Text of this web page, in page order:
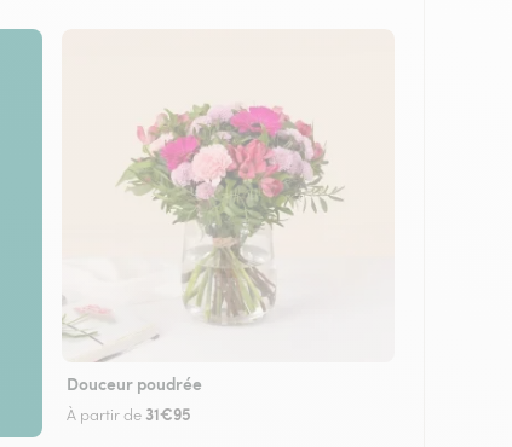
Douceur poudrée
À partir de 31€95